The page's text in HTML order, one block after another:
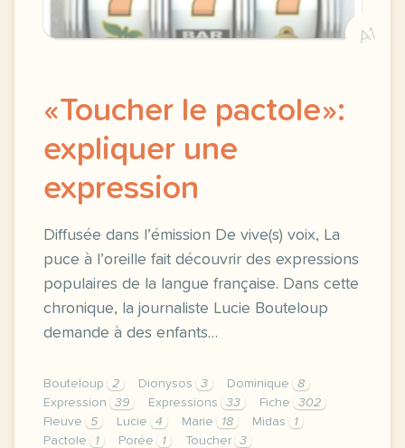
A1
«Toucher le pactole»:
expliquer une
expression
Diffusée dans l’émission De vive(s) voix, La
puce à l’oreille fait découvrir des expressions
populaires de la langue française. Dans cette
chronique, la journaliste Lucie Bouteloup
demande à des enfants…
Bouteloup 2 Dionysos 3 Dominique
8
Expression
39 Expressions 33 Fiche
302
Fleuve
5 Lucie 4 Marie 18 Midas
1
Pactole
1 Porée 1 Toucher 3